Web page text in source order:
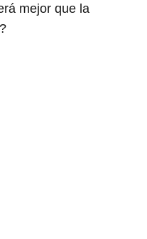
mejor que la